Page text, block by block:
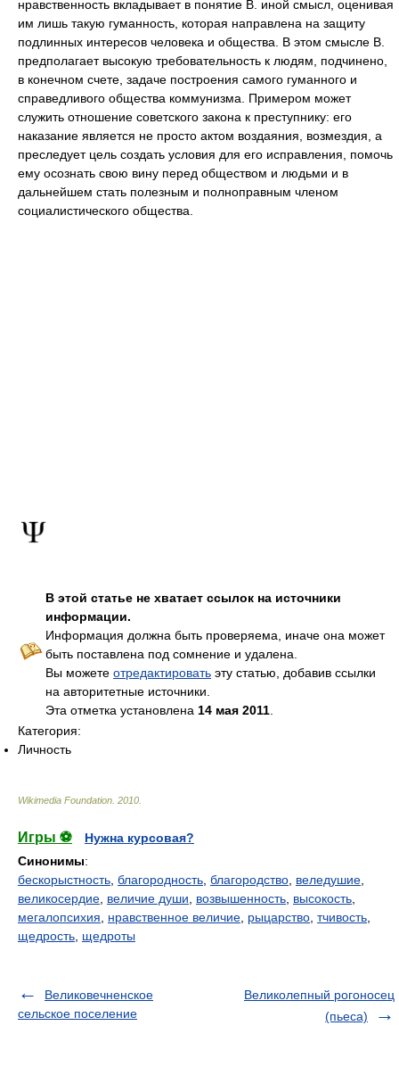
нравственность вкладывает в понятие В. иной смысл, оценивая
им лишь такую гуманность, которая направлена на защиту
подлинных интересов человека и общества. В этом смысле В.
предполагает высокую требовательность к людям, подчинено,
в конечном счете, задаче построения самого гуманного и
справедливого общества коммунизма. Примером может
служить отношение советского закона к преступнику: его
наказание является не просто актом воздаяния, возмездия, а
преследует цель создать условия для его исправления, помочь
ему осознать свою вину перед обществом и людьми и в
дальнейшем стать полезным и полноправным членом
социалистического общества.
В этой статье не хватает ссылок на источники
информации.
Информация должна быть проверяема, иначе она может
быть поставлена под сомнение и удалена.
Вы можете отредактировать эту статью, добавив ссылки
на авторитетные источники.
Эта отметка установлена 14 мая 2011
Категория:
Личность
Wikimedia Foundation 2010
Игры ⚽
Нужна курсовая?
Синонимы:
бескорыстность благородность благородство веледушие
великосердие величие души возвышенность высокость
мегалопсихия
нравственное величие рыцарство тчивость
щедрость щедроты
Великовечненское
сельское поселение
Великолепный рогоносец
(пьеса)